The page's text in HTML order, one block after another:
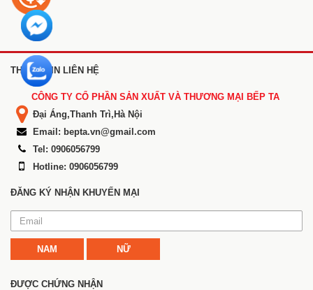
THÔNG TIN LIÊN HỆ
CÔNG TY CỔ PHẦN SẢN XUẤT VÀ THƯƠNG MẠI BẾP TA
Đại Áng,Thanh Trì,Hà Nội
Email: bepta.vn@gmail.com
Tel: 0906056799
Hotline: 0906056799
ĐĂNG KÝ NHẬN KHUYẾN MẠI
NAM NỮ
ĐƯỢC CHỨNG NHẬN